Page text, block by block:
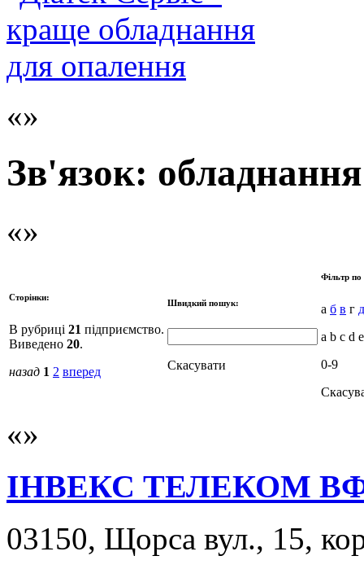
Зв'язок: обладнання
Сторінки:
В рубриці 21 підприємство.
Виведено 20.
назад 1 2 вперед
Швидкий пошук:
Скасувати
Фільтр по
а б в г д
a b c d
0-9
ІНВЕКС ТЕЛЕКОМ
03150, Щорса вул., 15,